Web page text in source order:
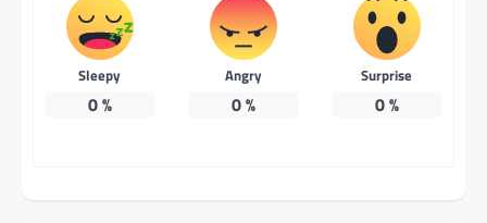
Sleepy
0%
Angry
0%
Surprise
0%